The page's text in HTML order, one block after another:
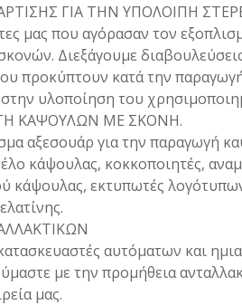
ΓΙΑ ΤΗΝ ΥΠΟΛΟΙΠΗ
μας που αγόρασαν τον
Διεξάγουμε
προκύπτουν κατά την
υλοποίηση του
ΚΑΨΟΥΛΩΝ ΜΕ ΣΚΟΝΗ.
αξεσουάρ για την παραγωγή
κάψουλας, κοκκοποιητές,
κάψουλας, εκτυπωτές
αυτόματων και
με την προμήθεια
μας.